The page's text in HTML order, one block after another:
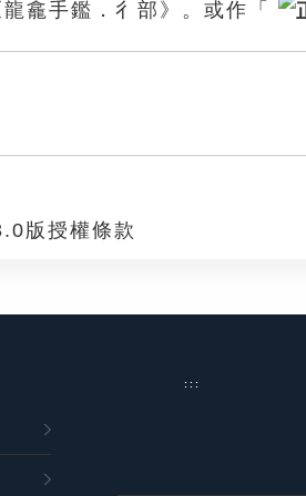
龕手鑑．彳部》。或作「
版授權條款
:::